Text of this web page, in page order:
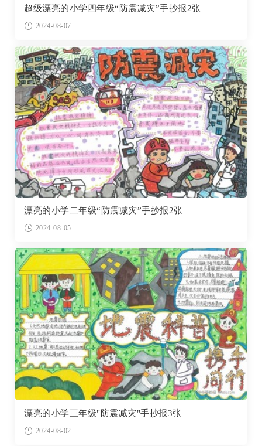
超级漂亮的小学四年级“防震减灾”手抄报2张
2024-08-07
漂亮的小学二年级“防震减灾”手抄报2张
2024-08-05
漂亮的小学三年级"防震减灾"手抄报3张
2024-08-02